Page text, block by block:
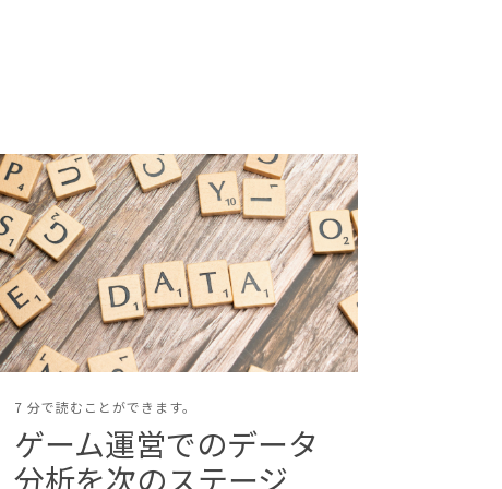
7 分で読むことができます。
ゲーム運営でのデータ
分析を次のステージ